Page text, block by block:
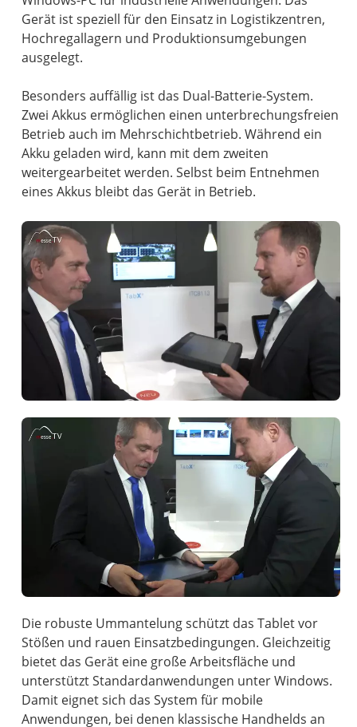
Gerät ist speziell für den Einsatz in Logistikzentren,
Hochregallagern und Produktionsumgebungen
ausgelegt.
Besonders auffällig ist das Dual-Batterie-System.
Zwei Akkus ermöglichen einen unterbrechungsfreien
Betrieb auch im Mehrschichtbetrieb. Während ein
Akku geladen wird, kann mit dem zweiten
weitergearbeitet werden. Selbst beim Entnehmen
eines Akkus bleibt das Gerät in Betrieb.
Die robuste Ummantelung schützt das Tablet vor
Stößen und rauen Einsatzbedingungen. Gleichzeitig
bietet das Gerät eine große Arbeitsfläche und
unterstützt Standardanwendungen unter Windows.
Damit eignet sich das System für mobile
Anwendungen, bei denen klassische Handhelds an